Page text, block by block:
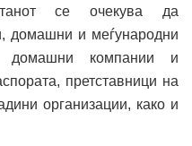
се очекува да
домашни и меѓународни
домашни компании и
претставници на
организации, како и